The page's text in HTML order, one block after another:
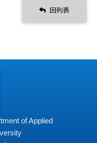
回列表
of Applied